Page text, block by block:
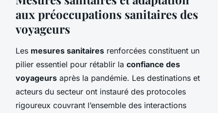
aux préoccupations sanitaires des
voyageurs
Les mesures sanitaires renforcées constituent un
pilier essentiel pour rétablir la confiance des
voyageurs après la pandémie. Les destinations et
acteurs du secteur ont instauré des protocoles
rigoureux couvrant l’ensemble des interactions